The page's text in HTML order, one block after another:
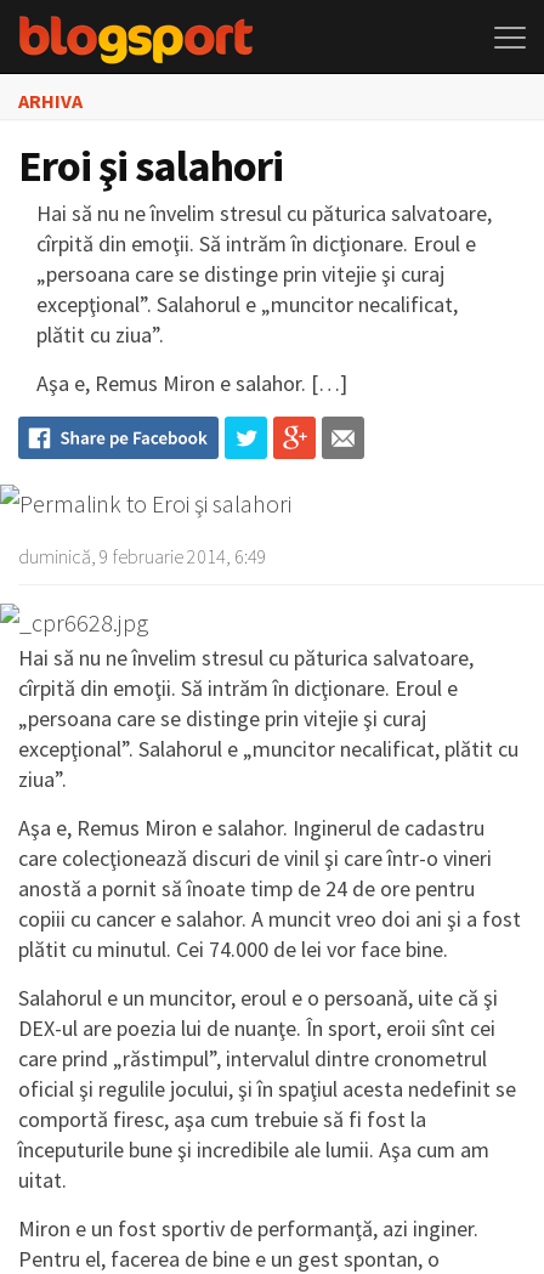
ARHIVA
Eroi şi salahori
Hai să nu ne învelim stresul cu păturica salvatoare,
cîrpită din emoţii. Să intrăm în dicţionare. Eroul e
„persoana care se distinge prin vitejie şi curaj
excepţional”. Salahorul e „muncitor necalificat,
plătit cu ziua”.
Aşa e, Remus Miron e salahor. […]
duminică, 9 februarie 2014, 6:49
Hai să nu ne învelim stresul cu păturica salvatoare,
cîrpită din emoţii. Să intrăm în dicţionare. Eroul e
„persoana care se distinge prin vitejie şi curaj
excepţional”. Salahorul e „muncitor necalificat, plătit cu
ziua”.
Aşa e, Remus Miron e salahor. Inginerul de cadastru
care colecţionează discuri de vinil şi care într-o vineri
anostă a pornit să înoate timp de 24 de ore pentru
copiii cu cancer e salahor. A muncit vreo doi ani şi a fost
plătit cu minutul. Cei 74.000 de lei vor face bine.
Salahorul e un muncitor, eroul e o persoană, uite că şi
DEX-ul are poezia lui de nuanţe. În sport, eroii sînt cei
care prind „răstimpul”, intervalul dintre cronometrul
oficial şi regulile jocului, şi în spaţiul acesta nedefinit se
comportă firesc, aşa cum trebuie să fi fost la
începuturile bune şi incredibile ale lumii. Aşa cum am
uitat.
Miron e un fost sportiv de performanţă, azi inginer.
Pentru el, facerea de bine e un gest spontan, o